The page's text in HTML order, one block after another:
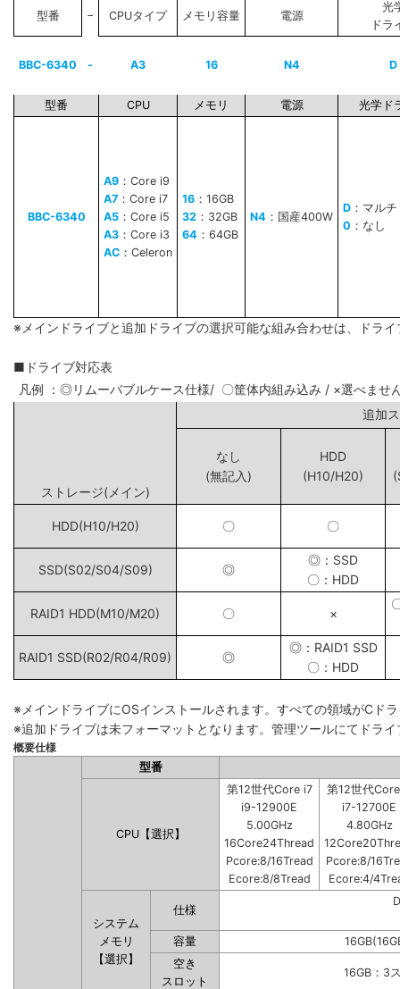
型番 − CPUタイプ メモリ容量 電源
光
ドラ
BBC-6340 - A3 16 N4 D
型番 CPU メモリ 電源 光学ド
BBC-6340
A9 ：Core i9
A7 ：Core i7
A5 ：Core i5
A3 ：Core i3
AC ：Celeron
16 ：16GB
32 ：32GB
64 ：64GB
N4 ：国産400W
D ：マル
0 ：なし
※メインドライブと追加ドライブの選択可能な組み合わせは、ドラ
■ドライブ対応表
凡例 ：◎リムーバブルケース仕様/ 〇筐体内組み込み / ×選べませ
ストレージ(メイン)
追
なし
(無記入)
HDD
(H10/H20)
HDD(H10/H20) 〇 〇
SSD(S02/S04/S09) ◎
◎：SSD
〇：HDD
RAID1 HDD(M10/M20) 〇 ×
RAID1 SSD(R02/R04/R09) ◎
◎：RAID1 SSD
〇：HDD
※メインドライブにOSインストールされます。すべての領域がCド
※追加ドライブは未フォーマットとなります。管理ツールにてドラ
概要仕様
型番
CPU【選択】
第12世代Core i7
i9-12900E
5.00GHz
16Core24Thread
Pcore:8/16Tread
Ecore:8/8Tread
第12世代
i7-12700E
4.80GHz
Pcore:8/
Ecore:4/
システム
メモリ
【選択】
仕様
容量
空き
スロット
16GB：3